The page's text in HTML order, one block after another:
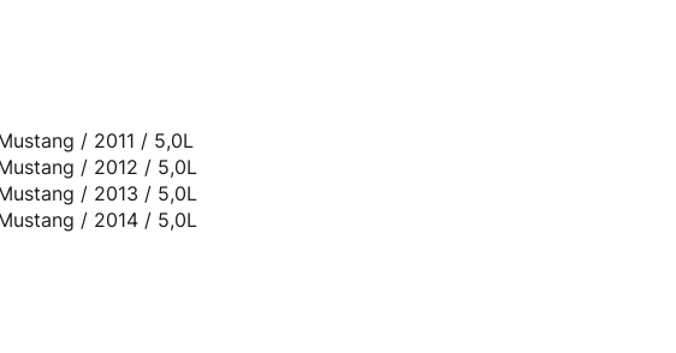
/ 2011 / 5,0L
/ 2012 / 5,0L
/ 2013 / 5,0L
/ 2014 / 5,0L